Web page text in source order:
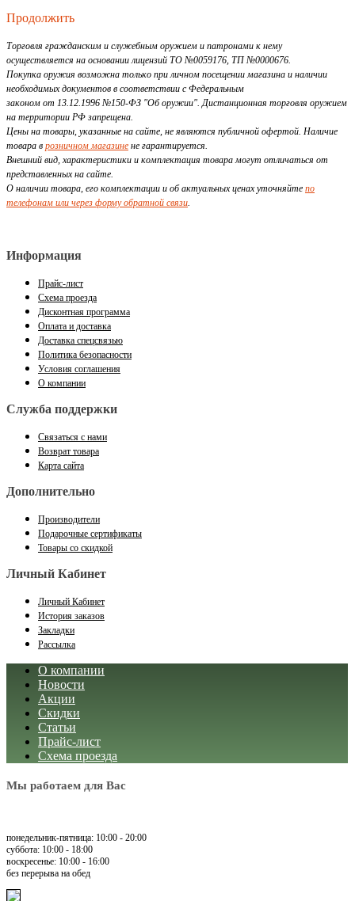
Продолжить
Торговля гражданским и служебным оружием и патронами к нему
осуществляется на основании лицензий ТО №0059176, ТП №0000676.
Покупка оружия возможна только при личном посещении магазина и наличии
необходимых документов в соответствии с Федеральным
законом от 13.12.1996 №150-ФЗ "Об оружии". Дистанционная торговля оружием
на территории РФ запрещена.
Цены на товары, указанные на сайте, не являются публичной офертой. Наличие
товара в розничном магазине не гарантируется.
Внешний вид, характеристики и комплектация товара могут отличаться от
представленных на сайте.
О наличии товара, его комплектации и об актуальных ценах уточняйте по
телефонам или через форму обратной связи.
Информация
Прайс-лист
Схема проезда
Дисконтная программа
Оплата и доставка
Доставка спецсвязью
Политика безопасности
Условия соглашения
О компании
Служба поддержки
Связаться с нами
Возврат товара
Карта сайта
Дополнительно
Производители
Подарочные сертификаты
Товары со скидкой
Личный Кабинет
Личный Кабинет
История заказов
Закладки
Рассылка
О компании
Новости
Акции
Скидки
Статьи
Прайс-лист
Схема проезда
Мы работаем для Вас
понедельник-пятница: 10:00 - 20:00
суббота: 10:00 - 18:00
воскресенье: 10:00 - 16:00
без перерыва на обед